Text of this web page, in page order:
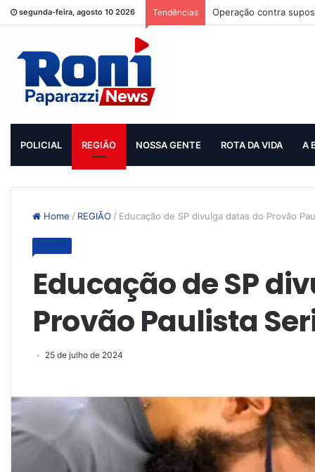
segunda-feira, agosto 10 2026 Tendências Operação contra
POLICIAL REGIÃO NOSSA GENTE ROTA DA VIDA A
Home / REGIÃO / Educação de SP divulga datas do Provão
Educação de SP
Provão Paulista
25 de julho de 2024